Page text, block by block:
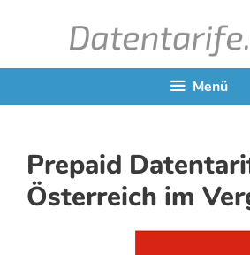
Menü
Prepaid
Österreich im